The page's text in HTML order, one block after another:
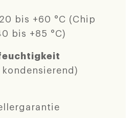
bis +60 °C (Chip
bis +85 °C)